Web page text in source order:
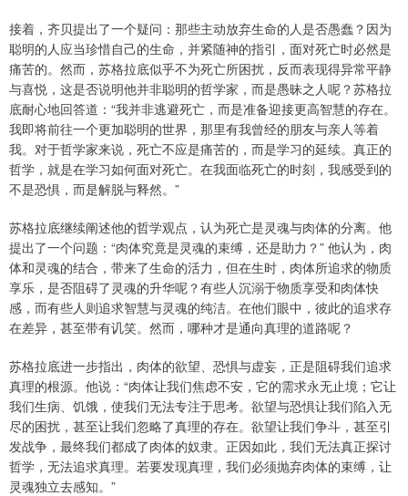
接着，齐贝提出了一个疑问：那些主动放弃生命的人是否愚蠢？因为
聪明的人应当珍惜自己的生命，并紧随神的指引，面对死亡时必然是
痛苦的。然而，苏格拉底似乎不为死亡所困扰，反而表现得异常平静
与喜悦，这是否说明他并非聪明的哲学家，而是愚昧之人呢？苏格拉
底耐心地回答道：“我并非逃避死亡，而是准备迎接更高智慧的存在。
我即将前往一个更加聪明的世界，那里有我曾经的朋友与亲人等着
我。对于哲学家来说，死亡不应是痛苦的，而是学习的延续。真正的
哲学，就是在学习如何面对死亡。在我面临死亡的时刻，我感受到的
不是恐惧，而是解脱与释然。”
苏格拉底继续阐述他的哲学观点，认为死亡是灵魂与肉体的分离。他
提出了一个问题：“肉体究竟是灵魂的束缚，还是助力？” 他认为，肉
体和灵魂的结合，带来了生命的活力，但在生时，肉体所追求的物质
享乐，是否阻碍了灵魂的升华呢？有些人沉溺于物质享受和肉体快
感，而有些人则追求智慧与灵魂的纯洁。在他们眼中，彼此的追求存
在差异，甚至带有讥笑。然而，哪种才是通向真理的道路呢？
苏格拉底进一步指出，肉体的欲望、恐惧与虚妄，正是阻碍我们追求
真理的根源。他说：“肉体让我们焦虑不安，它的需求永无止境；它让
我们生病、饥饿，使我们无法专注于思考。欲望与恐惧让我们陷入无
尽的困扰，甚至让我们忽略了真理的存在。欲望让我们争斗，甚至引
发战争，最终我们都成了肉体的奴隶。正因如此，我们无法真正探讨
哲学，无法追求真理。若要发现真理，我们必须抛弃肉体的束缚，让
灵魂独立去感知。”